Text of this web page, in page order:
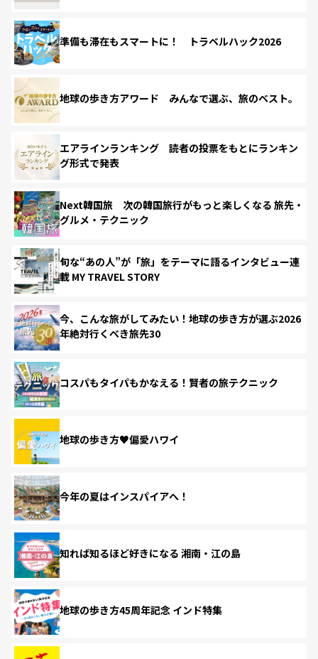
準備も滞在もスマートに！ トラベルハック2026
地球の歩き方アワード みんなで選ぶ、旅のベスト。
エアラインランキング 読者の投票をもとにランキン
グ形式で発表
Next韓国旅 次の韓国旅行がもっと楽しくなる 旅先・
グルメ・テクニック
旬な“あの人”が「旅」をテーマに語るインタビュー連
載 MY TRAVEL STORY
今、こんな旅がしてみたい！地球の歩き方が選ぶ2026
年絶対行くべき旅先30
コスパもタイパもかなえる！賢者の旅テクニック
地球の歩き方♥偏愛ハワイ
今年の夏はインスパイアへ！
知れば知るほど好きになる 湘南・江の島
地球の歩き方45周年記念 インド特集